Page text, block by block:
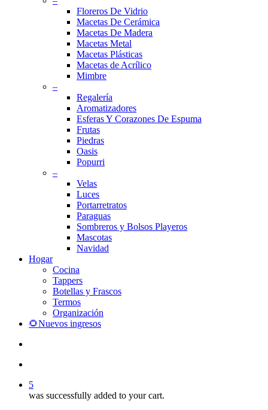
Floreros De Vidrio
Macetas De Cerámica
Macetas De Madera
Macetas Metal
Macetas Plásticas
Macetas de Acrílico
Mimbre
–
Regalería
Aromatizadores
Esferas Y Corazones De Espuma
Frutas
Piedras
Oasis
Popurri
–
Velas
Luces
Portarretratos
Paraguas
Sombreros y Bolsos Playeros
Mascotas
Navidad
Hogar
Cocina
Tappers
Botellas y Frascos
Termos
Organización
🌻Nuevos ingresos
5
was successfully added to your cart.